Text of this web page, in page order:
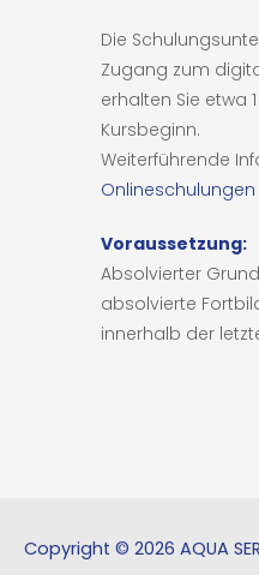
Die
Zugang zum
erhalten Sie etwa
Kursbeginn.
Weiterführende
Onlineschulungen
Voraussetzung:
Absolvierter
absolvierte
innerhalb der
Copyright © 2026 AQUA